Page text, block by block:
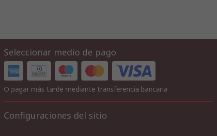
Seleccionar medio de pago
O pagar más tarde mediante transferencia bancaria
Configuraciones del sitio